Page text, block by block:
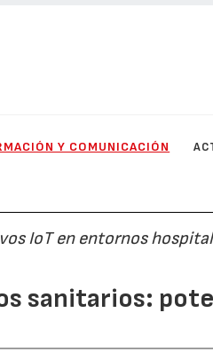
Y COMUNICACIÓN
IoT en entornos
sanitarios: